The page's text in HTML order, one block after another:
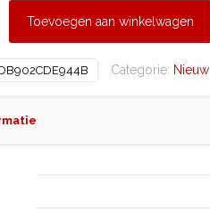
Toevoegen aan winkelwagen
Categorie: Nieuw